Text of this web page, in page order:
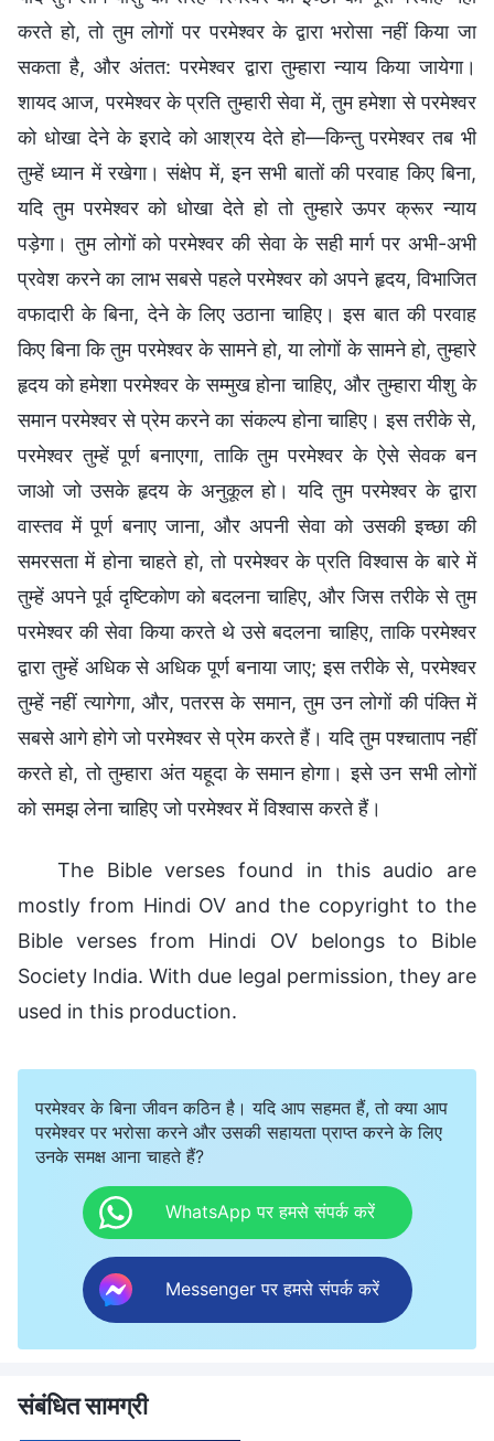
करते हो, तो तुम लोगों पर परमेश्वर के द्वारा भरोसा नहीं किया जा
सकता है, और अंतत: परमेश्वर द्वारा तुम्हारा न्याय किया जायेगा।
शायद आज, परमेश्वर के प्रति तुम्हारी सेवा में, तुम हमेशा से परमेश्वर
को धोखा देने के इरादे को आश्रय देते हो—किन्तु परमेश्वर तब भी
तुम्हें ध्यान में रखेगा। संक्षेप में, इन सभी बातों की परवाह किए बिना,
यदि तुम परमेश्वर को धोखा देते हो तो तुम्हारे ऊपर क्रूर न्याय
पड़ेगा। तुम लोगों को परमेश्वर की सेवा के सही मार्ग पर अभी-अभी
प्रवेश करने का लाभ सबसे पहले परमेश्वर को अपने हृदय, विभाजित
वफादारी के बिना, देने के लिए उठाना चाहिए। इस बात की परवाह
किए बिना कि तुम परमेश्वर के सामने हो, या लोगों के सामने हो, तुम्हारे
हृदय को हमेशा परमेश्वर के सम्मुख होना चाहिए, और तुम्हारा यीशु के
समान परमेश्वर से प्रेम करने का संकल्प होना चाहिए। इस तरीके से,
परमेश्वर तुम्हें पूर्ण बनाएगा, ताकि तुम परमेश्वर के ऐसे सेवक बन
जाओ जो उसके हृदय के अनुकूल हो। यदि तुम परमेश्वर के द्वारा
वास्तव में पूर्ण बनाए जाना, और अपनी सेवा को उसकी इच्छा की
समरसता में होना चाहते हो, तो परमेश्वर के प्रति विश्वास के बारे में
तुम्हें अपने पूर्व दृष्टिकोण को बदलना चाहिए, और जिस तरीके से तुम
परमेश्वर की सेवा किया करते थे उसे बदलना चाहिए, ताकि परमेश्वर
द्वारा तुम्हें अधिक से अधिक पूर्ण बनाया जाए; इस तरीके से, परमेश्वर
तुम्हें नहीं त्यागेगा, और, पतरस के समान, तुम उन लोगों की पंक्ति में
सबसे आगे होगे जो परमेश्वर से प्रेम करते हैं। यदि तुम पश्चाताप नहीं
करते हो, तो तुम्हारा अंत यहूदा के समान होगा। इसे उन सभी लोगों
को समझ लेना चाहिए जो परमेश्वर में विश्वास करते हैं।
The Bible verses found in this audio are
mostly from Hindi OV and the copyright to the
Bible verses from Hindi OV belongs to Bible
Society India. With due legal permission, they are
used in this production.
परमेश्वर के बिना जीवन कठिन है। यदि आप सहमत हैं, तो क्या आप
परमेश्वर पर भरोसा करने और उसकी सहायता प्राप्त करने के लिए
उनके समक्ष आना चाहते हैं?
WhatsApp पर हमसे संपर्क करें
Messenger पर हमसे संपर्क करें
संबंधित सामग्री